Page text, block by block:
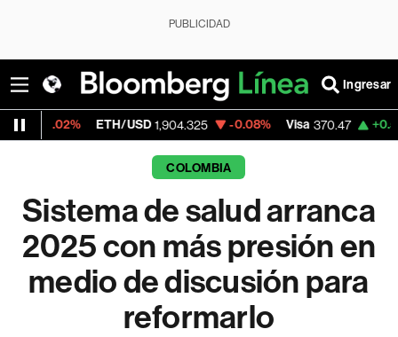
PUBLICIDAD
Ingresar
ETH/USD 1,904.325 -0.08% Visa 370.47 +0.52%
COLOMBIA
Sistema de salud arranca
2025 con más presión en
medio de discusión para
reformarlo